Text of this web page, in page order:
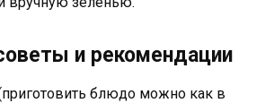
и рекомендации
блюдо можно как в